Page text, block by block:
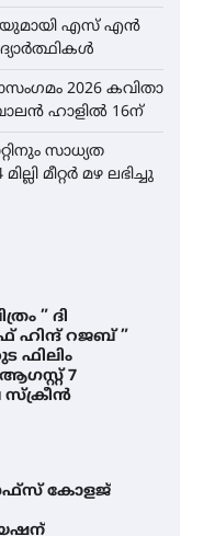
എസ് എൻ
2026 കവിതാ
ഹാളിൽ 16ന്
സാധ്യത
മീറ്റർ മഴ ലഭിച്ചു
” ദി
റജബ് ”
ഫിലിം
7
സ്‌ക്രീൻ
കോളജ്